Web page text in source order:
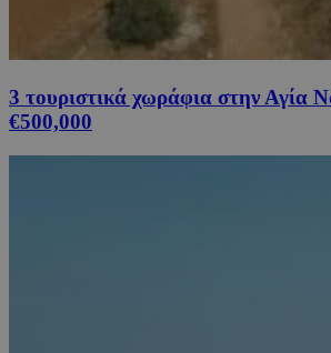
3 τουριστικά χωράφια στην Αγία
€500,000